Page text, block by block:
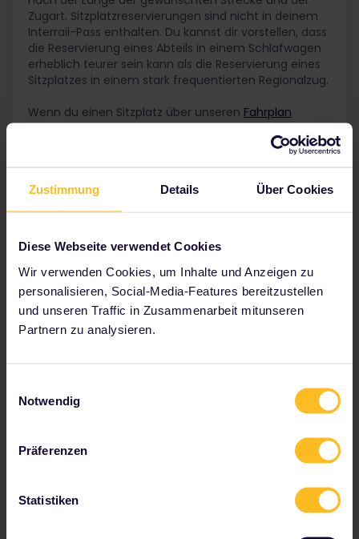
Zustimmung Details Über Cookies
Diese Webseite verwendet Cookies
Wir verwenden Cookies, um Inhalte und Anzeigen zu
personalisieren, Social-Media-Features bereitzustellen
und unseren Traffic in Zusammenarbeit mitunseren
Partnern zu analysieren.
Notwendig
Präferenzen
Statistiken
Zugart. Sitzplatzreservierungen sind nicht in deinem
Interrail-Pass enthalten. Du kannst dir vorstellen, dass
die Reservierung eines Abteils in einem Schlafwagen
erheblich teurer sein kann als die Reservierung eines
Sitzplatzes in einem stark frequentierten Regionalzug.
Wenn du einen Sitzplatz über unseren Fahrplan
reservierst, wird dir vor der Buchung immer angezeigt,
wie teuer die Reservierung in etwa ist. Bitte beachte,
dass bei der Reservierung eines Sitzplatzes über
Sitzplatzreservierung berechnet wird. Weitere
Informationen, geordnet nach Bahngesellschaft,
Kosten für Sitzplatzreservierungen.
Wie plane ich mein
Schritt 1: Erstelle deine Reiseroute
kannst du deine Route ganz
individuell gestalten. Wähle zunächst den Startpunkt